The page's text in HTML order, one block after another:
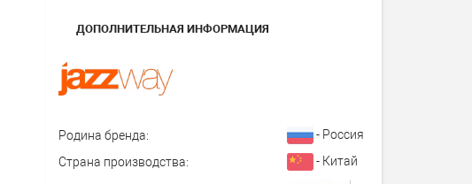
ДОПОЛНИТЕЛЬНАЯ ИНФОРМАЦИЯ
Родина бренда:
- Россия
Страна производства:
- Китай